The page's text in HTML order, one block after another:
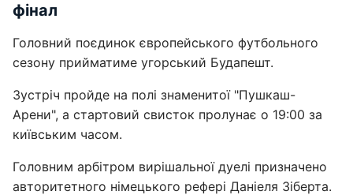
фінал
Головний поєдинок європейського футбольного
сезону прийматиме угорський Будапешт.
Зустріч пройде на полі знаменитої "Пушкаш-
Арени", а стартовий свисток пролунає о 19:00 за
київським часом.
Головним арбітром вирішальної дуелі призначено
авторитетного німецького рефері Даніеля Зіберта.